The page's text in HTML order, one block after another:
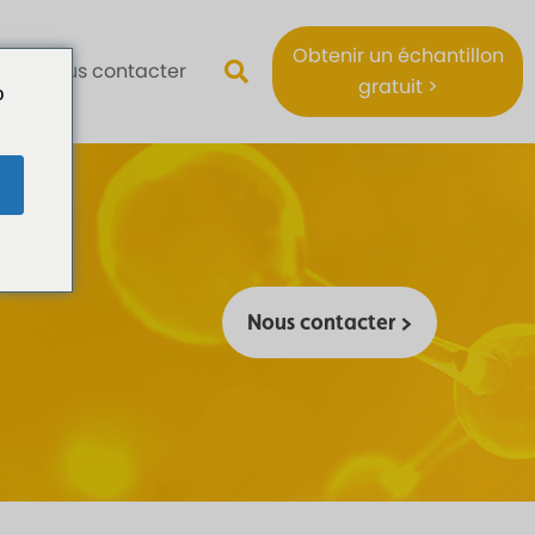
Nous contacter
Obtenir un échantillon
gratuit >
Nous contacter >